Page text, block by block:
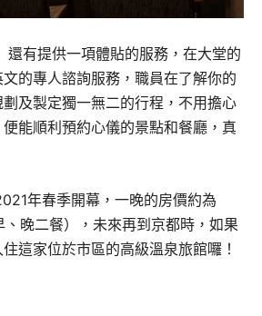
還有提供一項體貼的服務，在大堂的
的專人諮詢服務，職員在了解你的
及製定獨一無二的行程，不用擔心
能順利預約心儀的景點和餐廳，真
年春季開幕，一晚的房價約為
晚二餐），未來再到京都時，如果
這家位於市區的高級溫泉旅館囉！